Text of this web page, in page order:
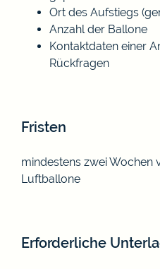
Ort des Aufstiegs
Anzahl der Ballone
Kontaktdaten einer
Rückfragen
Fristen
mindestens zwei Wochen
Luftballone
Erforderliche